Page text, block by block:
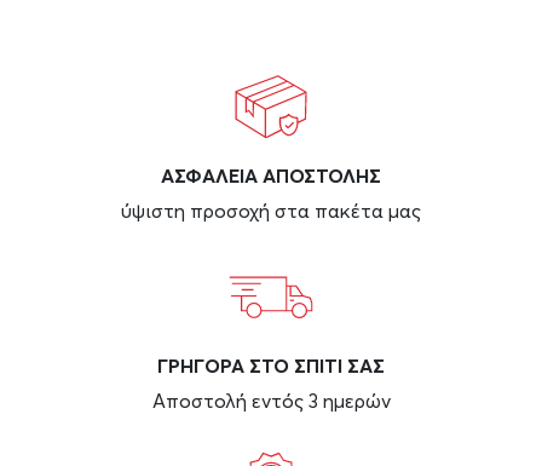
ΑΣΦAΛΕΙΑ ΑΠΟΣΤΟΛΗΣ
ύψιστη προσοχή στα πακέτα μας
ΓΡΗΓΟΡΑ ΣΤΟ ΣΠΙΤΙ ΣΑΣ
Αποστολή εντός 3 ημερών